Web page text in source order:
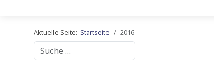
Aktuelle Seite: Startseite 2016
Suchen